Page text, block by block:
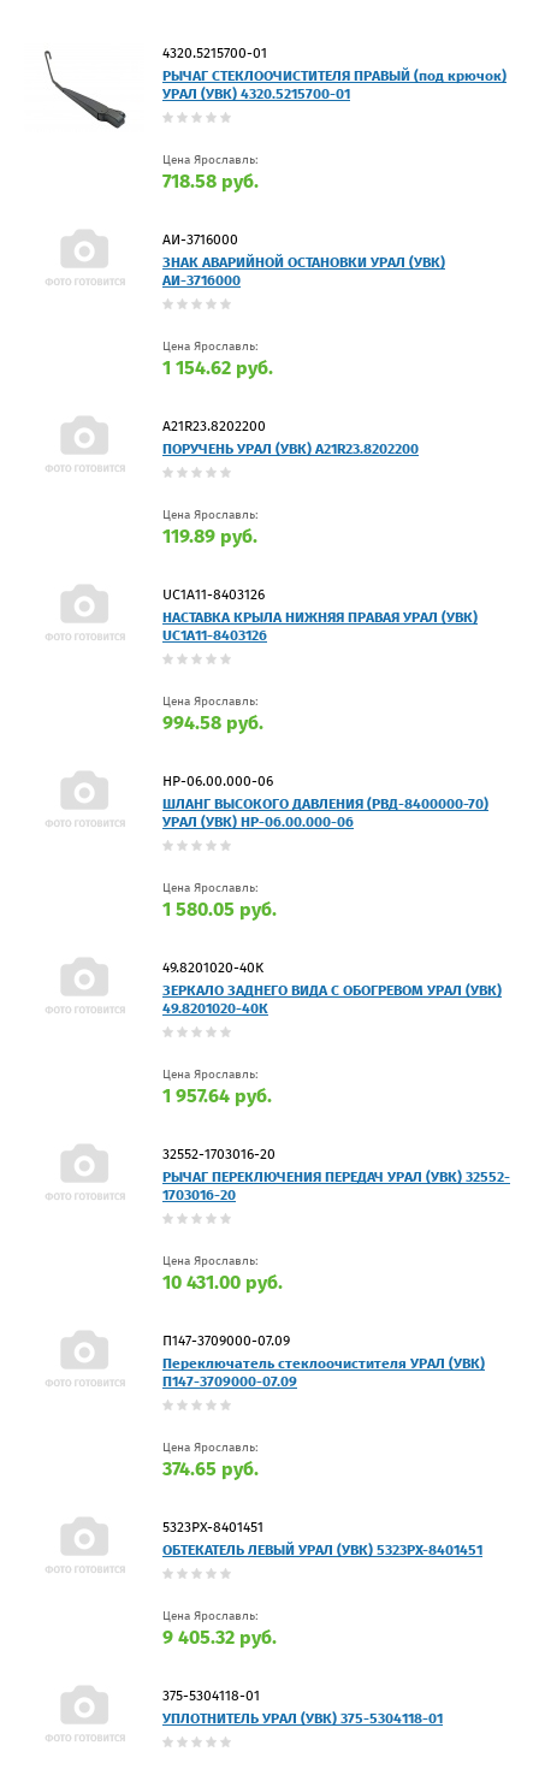
4320.5215700-01
РЫЧАГ СТЕКЛООЧИСТИТЕЛЯ ПРАВЫЙ (под крючок)
УРАЛ (УВК) 4320.5215700-01
Цена Ярославль:
718.58 руб.
АИ-3716000
ЗНАК АВАРИЙНОЙ ОСТАНОВКИ УРАЛ (УВК)
АИ-3716000
Цена Ярославль:
1 154.62 руб.
A21R23.8202200
ПОРУЧЕНЬ УРАЛ (УВК) A21R23.8202200
Цена Ярославль:
119.89 руб.
UC1A11-8403126
НАСТАВКА КРЫЛА НИЖНЯЯ ПРАВАЯ УРАЛ (УВК)
UC1A11-8403126
Цена Ярославль:
994.58 руб.
НР-06.00.000-06
ШЛАНГ ВЫСОКОГО ДАВЛЕНИЯ (РВД-8400000-70)
УРАЛ (УВК) НР-06.00.000-06
Цена Ярославль:
1 580.05 руб.
49.8201020-40К
ЗЕРКАЛО ЗАДНЕГО ВИДА С ОБОГРЕВОМ УРАЛ (УВК)
49.8201020-40К
Цена Ярославль:
1 957.64 руб.
32552-1703016-20
РЫЧАГ ПЕРЕКЛЮЧЕНИЯ ПЕРЕДАЧ УРАЛ (УВК) 32552-
1703016-20
Цена Ярославль:
10 431.00 руб.
П147-3709000-07.09
Переключатель стеклоочистителя УРАЛ (УВК)
П147-3709000-07.09
Цена Ярославль:
374.65 руб.
5323РХ-8401451
ОБТЕКАТЕЛЬ ЛЕВЫЙ УРАЛ (УВК) 5323РХ-8401451
Цена Ярославль:
9 405.32 руб.
375-5304118-01
УПЛОТНИТЕЛЬ УРАЛ (УВК) 375-5304118-01